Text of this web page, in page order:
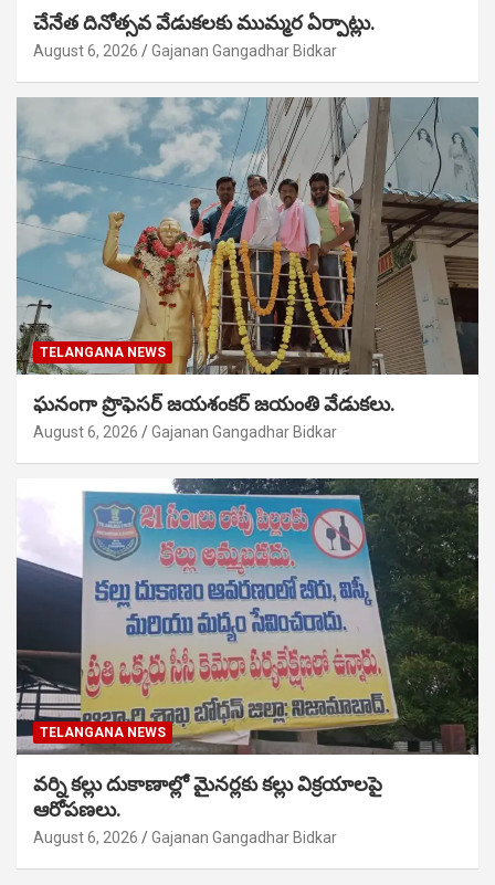
చేనేత దినోత్సవ వేడుకలకు ముమ్మర ఏర్పాట్లు.
August 6, 2026 Gajanan Gangadhar Bidkar
TELANGANA NEWS
ఘనంగా ప్రొఫెసర్ జయశంకర్ జయంతి వేడుకలు.
August 6, 2026 Gajanan Gangadhar Bidkar
TELANGANA NEWS
వర్ని కల్లు దుకాణాల్లో మైనర్లకు కల్లు విక్రయాలపై
ఆరోపణలు.
August 6, 2026 Gajanan Gangadhar Bidkar